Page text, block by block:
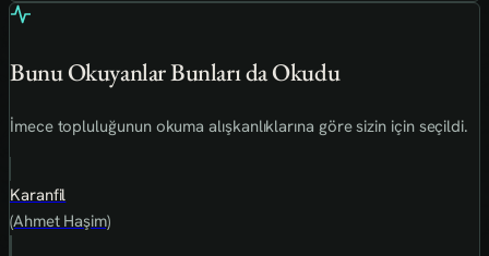
Bunu Okuyanlar Bunları da Okudu
İmece topluluğunun okuma alışkanlıklarına göre sizin için seçildi.
Karanfil
(Ahmet Haşim)